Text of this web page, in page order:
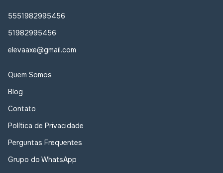
5551982995456
51982995456
elevaaxe@gmail.com
Quem Somos
Blog
Contato
Política de Privacidade
Perguntas Frequentes
Grupo do WhatsApp